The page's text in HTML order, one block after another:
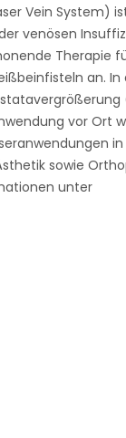
Vein System)
venösen
Therapie
an. In
vor Ort
sowie
unter